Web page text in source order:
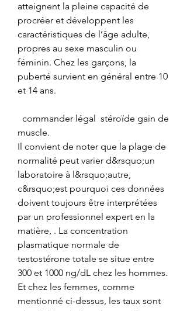
atteignent la pleine capacité de
procréer et développent les
caractéristiques de l’âge adulte,
propres au sexe masculin ou
féminin. Chez les garçons, la
puberté survient en général entre 10
et 14 ans.
muscle.
Il convient de noter que la plage de
normalité peut varier d&rsquo;un
laboratoire à l&rsquo;autre,
c&rsquo;est pourquoi ces données
doivent toujours être interprétées
par un professionnel expert en la
matière, . La concentration
plasmatique normale de
testostérone totale se situe entre
300 et 1000 ng/dL chez les hommes.
Et chez les femmes, comme
mentionné ci-dessus, les taux sont